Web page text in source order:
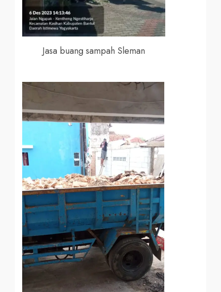
Jasa buang sampah Sleman